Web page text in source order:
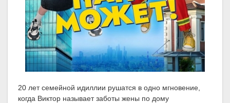
20 лет семейной идиллии рушатся в одно мгновение,
когда Виктор называет заботы жены по дому